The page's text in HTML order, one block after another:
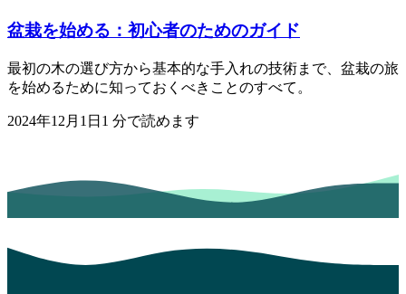
盆栽を始める：初心者のためのガイド
最初の木の選び方から基本的な手入れの技術まで、盆栽の旅
を始めるために知っておくべきことのすべて。
2024年12月1日 1 分で読めます